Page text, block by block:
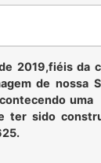
2019,fiéis da
de nossa
uma
ter sido